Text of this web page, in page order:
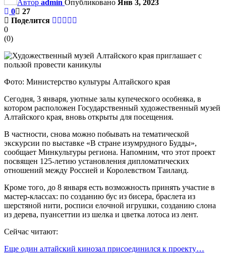
Автор admin Опубликовано Янв 3, 2023
0
27
Поделится
0
(0)
Фото: Министерство культуры Алтайского края
Сегодня, 3 января, уютные залы купеческого особняка, в
котором расположен Государственный художественный музей
Алтайского края, вновь открыты для посещения.
В частности, снова можно побывать на тематической
экскурсии по выставке «В стране изумрудного Будды»,
сообщает Минкультуры региона. Напомним, что этот проект
посвящен 125-летию установления дипломатических
отношений между Россией и Королевством Таиланд.
Кроме того, до 8 января есть возможность принять участие в
мастер-классах: по созданию бус из бисера, браслета из
шерстяной нити, росписи елочной игрушки, созданию слона
из дерева, пуансеттии из шелка и цветка лотоса из лент.
Сейчас читают:
Еще один алтайский кинозал присоединился к проекту…